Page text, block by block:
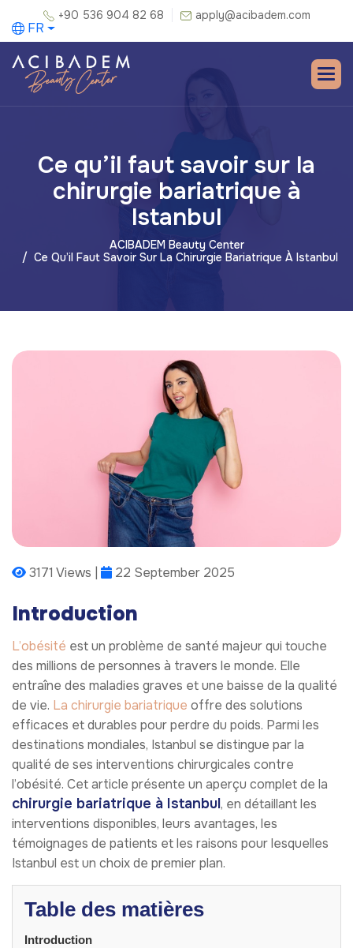
+90 536 904 82 68 apply@acibadem.com
FR
Ce qu’il faut savoir sur la
chirurgie bariatrique à
Istanbul
ACIBADEM Beauty Center
Ce Qu’il Faut Savoir Sur La Chirurgie Bariatrique À Istanbul
3171 Views | 22 September 2025
Introduction
L’obésité est un problème de santé majeur qui touche
des millions de personnes à travers le monde. Elle
entraîne des maladies graves et une baisse de la qualité
de vie. La chirurgie bariatrique offre des solutions
efficaces et durables pour perdre du poids. Parmi les
destinations mondiales, Istanbul se distingue par la
qualité de ses interventions chirurgicales contre
l’obésité. Cet article présente un aperçu complet de la
chirurgie bariatrique à Istanbul, en détaillant les
interventions disponibles, leurs avantages, les
témoignages de patients et les raisons pour lesquelles
Istanbul est un choix de premier plan.
Table des matières
Introduction